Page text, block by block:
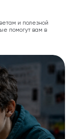
и полезной
помогут вам в